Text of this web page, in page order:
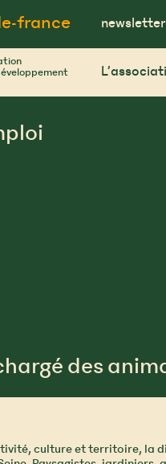
france newsletter
des
culture et territoire, la